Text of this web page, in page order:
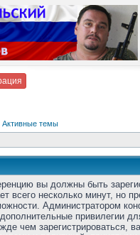
Активные темы
вы должны быть
всего несколько минут, но
Администратором
привилегии
чем зарегистрироваться,